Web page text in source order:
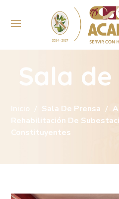
Sala de
Inicio Sala De Prensa
Rehabilitación De
Constituyentes